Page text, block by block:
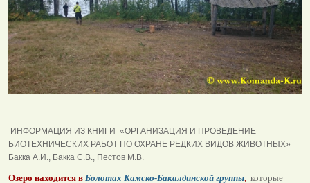
ИНФОРМАЦИЯ ИЗ КНИГИ «ОРГАНИЗАЦИЯ И ПРОВЕДЕНИЕ
БИОТЕХНИЧЕСКИХ РАБОТ ПО ОХРАНЕ РЕДКИХ ВИДОВ ЖИВОТНЫХ»
Бакка А.И., Бакка С.В., Пестов М.В.
Озеро находится в Болотах Камско-Бакалдинской группы, которые